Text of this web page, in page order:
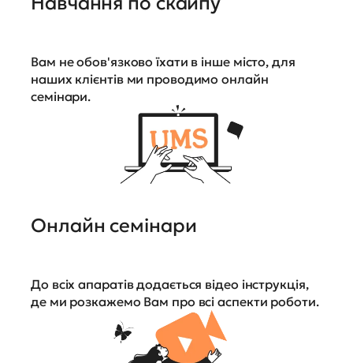
Вам не обов'язково їхати в інше місто, для
наших клієнтів ми проводимо онлайн
семінари.
Онлайн семінари
До всіх апаратів додається відео інструкція,
де ми розкажемо Вам про всі аспекти роботи.